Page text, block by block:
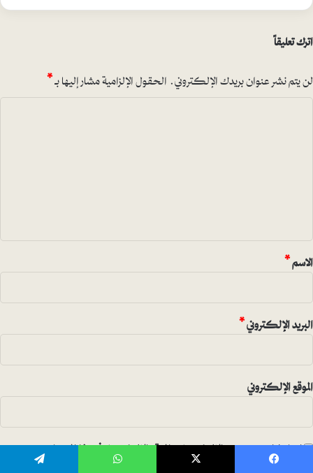
اترك تعليقاً
لن يتم نشر عنوان بريدك الإلكتروني.الحقول الإلزامية مشار إليها بـ*
ا
ق
*
الاسم*
البريد الإلكتروني*
الموقع الإلكتروني
احفظ اسمي، بريدي الإلكتروني، والموقع الإلكتروني في هذا المتصفح